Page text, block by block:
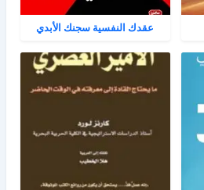
عقدك النفسية سجنك الأبدي